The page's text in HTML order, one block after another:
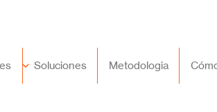
Soluciones Metodologia